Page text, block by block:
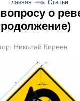
Главная Статьи
о
Николай Киреев